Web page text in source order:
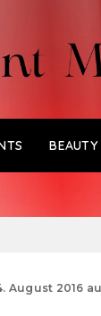
BEAUTY
August 2016